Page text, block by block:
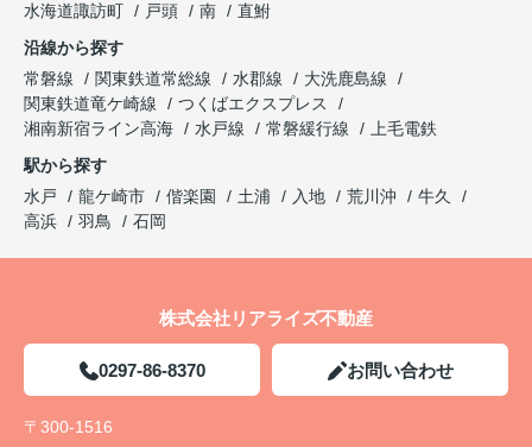
水海道諏訪町
戸頭 南
直鮒
沿線から探す
常磐線
関東鉄道常総線 水郡線
大洗鹿島線
関東鉄道竜ケ崎線
つくばエクスプレス
湘南新宿ライン高海
水戸線 常磐緩行線
上毛電鉄
駅から探す
水戸
龍ケ崎市 偕楽園 土浦 入地 荒川沖
牛久
高浜
羽鳥 石岡
株式会社リアライズ不動産
0297-86-8370 お問い合わせ
〒300-1516